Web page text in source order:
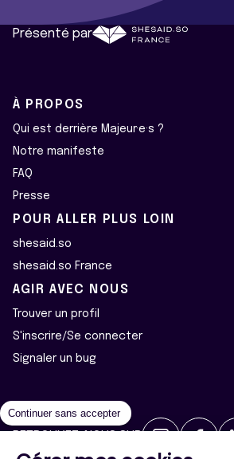
Présenté par
À PROPOS
Qui est derrière Majeur·e·s ?
Notre manifeste
FAQ
Presse
POUR ALLER PLUS LOIN
shesaid.so
shesaid.so France
AGIR AVEC NOUS
Trouver un profil
S'inscrire/Se connecter
Signaler un bug
Continuer sans accepter